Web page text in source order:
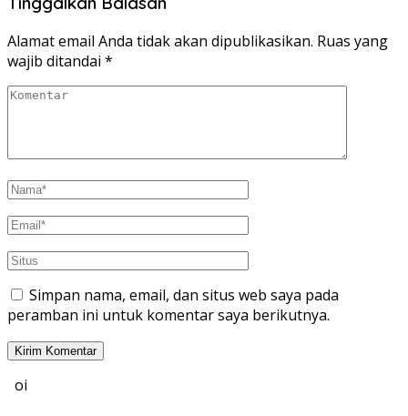
Alamat email Anda tidak akan dipublikasikan. Ruas yang
wajib ditandai *
Simpan nama, email, dan situs web saya pada
peramban ini untuk komentar saya berikutnya.
oi